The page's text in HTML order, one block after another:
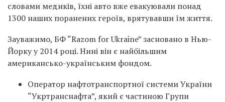
словами медиків, їхні авто вже евакуювали понад
1300 наших поранених героїв, врятувавши їм життя.
Зауважимо, БФ “Razom for Ukraine” засновано в Нью-
Йорку у 2014 році. Нині він є найбільшим
американсько-українським фондом.
Оператор нафтотранспортної системи України
“Укртранснафта”, який є частиною Групи